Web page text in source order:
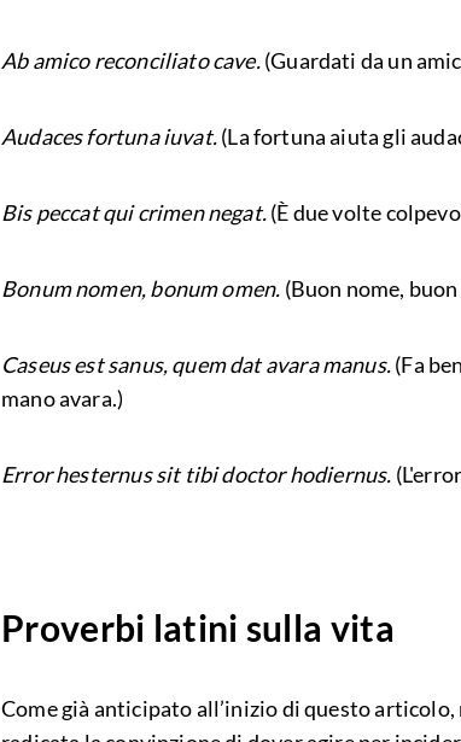
Ab amico reconciliato cave.(Guardati da un
Audaces fortuna iuvat.(La fortuna aiuta gli
Bis peccat qui crimen negat.(È due volte
Bonum nomen, bonum omen. (Buon nome,
Caseus est sanus, quem dat avara manus.(Fa
mano avara.)
Error hesternus sit tibi doctor hodiernus.
Proverbi latini sulla vita
Come già anticipato all’inizio di questo